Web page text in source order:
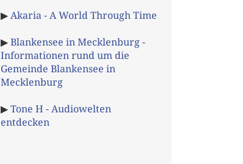
▶Akaria - A World Through Time
▶Blankensee in Mecklenburg -
Informationen rund um die
Gemeinde Blankensee in
Mecklenburg
▶Tone H - Audiowelten
entdecken